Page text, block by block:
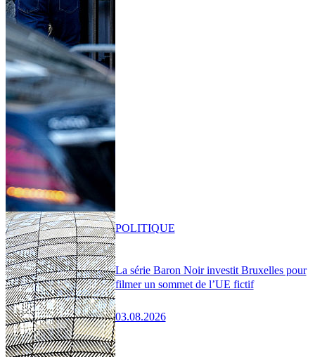
La série Baron Noir investit Bruxelles pour
filmer un sommet de l’UE fictif
03.08.2026
POLITIQUE